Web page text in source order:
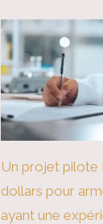
Un projet pilote
dollars pour
ayant une